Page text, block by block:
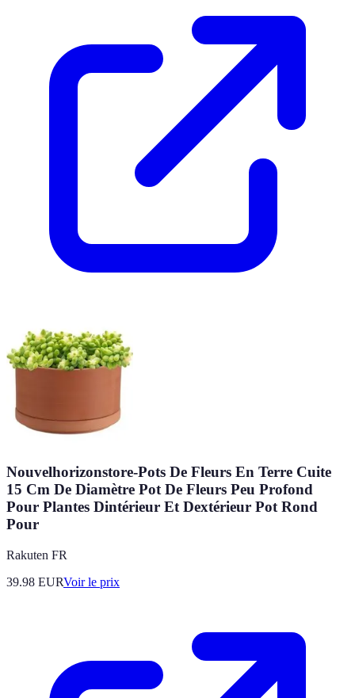
Nouvelhorizonstore-Pots De Fleurs En Terre Cuite
15 Cm De Diamètre Pot De Fleurs Peu Profond
Pour Plantes Dintérieur Et Dextérieur Pot Rond
Pour
Rakuten FR
39.98 EURVoir le prix